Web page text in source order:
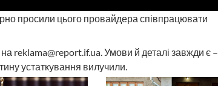
просили цього провайдера співпрацювати
устаткування вилучили.
reklama@report.if.ua. Умови й деталі завжди є –